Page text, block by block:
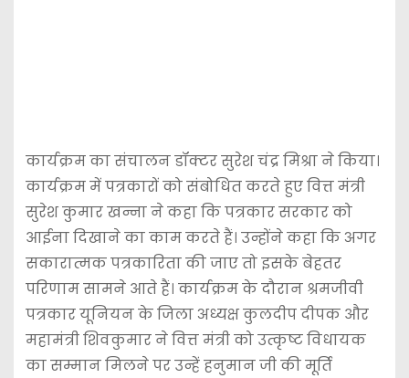
कार्यक्रम का संचालन डॉक्टर सुरेश चंद्र मिश्रा ने किया।
कार्यक्रम में पत्रकारों को संबोधित करते हुए वित्त मंत्री
सुरेश कुमार खन्ना ने कहा कि पत्रकार सरकार को
आईना दिखाने का काम करते हैं। उन्होंने कहा कि अगर
सकारात्मक पत्रकारिता की जाए तो इसके बेहतर
परिणाम सामने आते हैं। कार्यक्रम के दौरान श्रमजीवी
पत्रकार यूनियन के जिला अध्यक्ष कुलदीप दीपक और
महामंत्री शिवकुमार ने वित्त मंत्री को उत्कृष्ट विधायक
का सम्मान मिलने पर उन्हें हनुमान जी की मूर्ति